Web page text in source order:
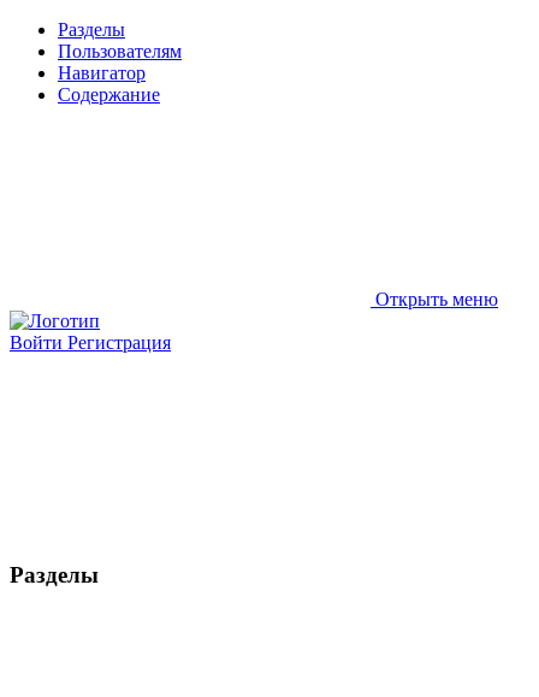
Разделы
Пользователям
Навигатор
Содержание
Открыть меню
Войти Регистрация
Разделы